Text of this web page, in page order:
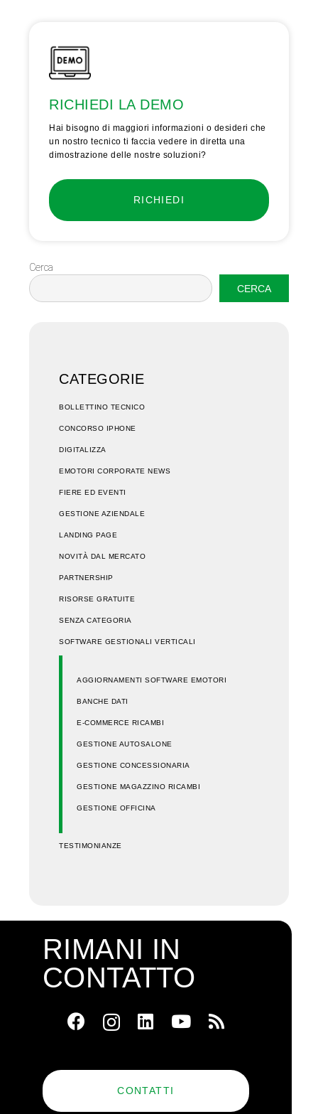
RICHIEDI LA DEMO
Hai bisogno di maggiori informazioni o desideri che
un nostro tecnico ti faccia vedere in diretta una
dimostrazione delle nostre soluzioni?
RICHIEDI
Cerca
CERCA
CATEGORIE
BOLLETTINO TECNICO
CONCORSO IPHONE
DIGITALIZZA
EMOTORI CORPORATE NEWS
FIERE ED EVENTI
GESTIONE AZIENDALE
LANDING PAGE
NOVITÀ DAL MERCATO
PARTNERSHIP
RISORSE GRATUITE
SENZA CATEGORIA
SOFTWARE GESTIONALI VERTICALI
AGGIORNAMENTI SOFTWARE EMOTORI
BANCHE DATI
E-COMMERCE RICAMBI
GESTIONE AUTOSALONE
GESTIONE CONCESSIONARIA
GESTIONE MAGAZZINO RICAMBI
GESTIONE OFFICINA
TESTIMONIANZE
RIMANI IN
CONTATTO
CONTATTI